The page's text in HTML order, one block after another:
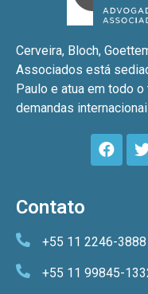
Cerveira, Bloch,
Associados está
Paulo e atua em todo
demandas
Contato
+55 11 2246-3888
+55 11 99845-